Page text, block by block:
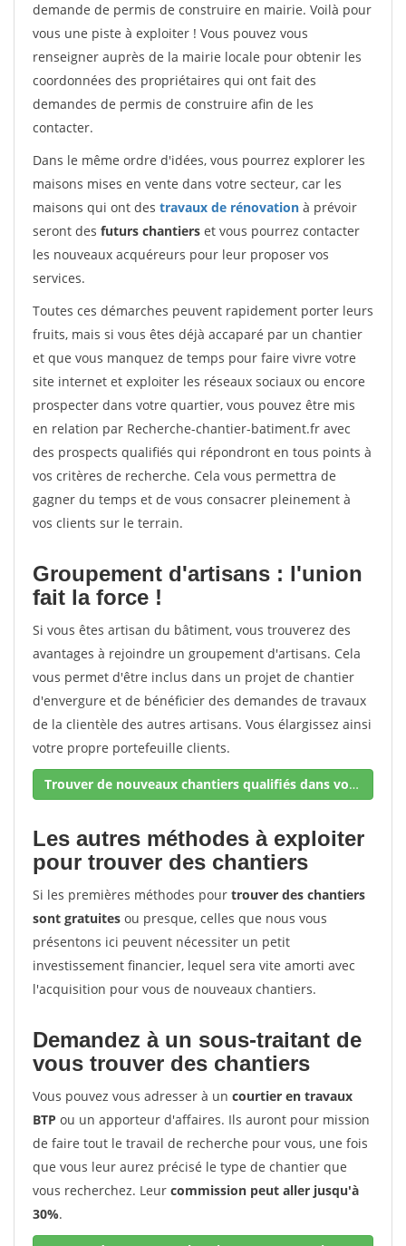
demande de permis de construire en mairie. Voilà pour
vous une piste à exploiter ! Vous pouvez vous
renseigner auprès de la mairie locale pour obtenir les
coordonnées des propriétaires qui ont fait des
demandes de permis de construire afin de les
contacter.
Dans le même ordre d'idées, vous pourrez explorer les
maisons mises en vente dans votre secteur, car les
maisons qui ont des travaux de rénovation à prévoir
seront des futurs chantiers et vous pourrez contacter
les nouveaux acquéreurs pour leur proposer vos
services.
Toutes ces démarches peuvent rapidement porter leurs
fruits, mais si vous êtes déjà accaparé par un chantier
et que vous manquez de temps pour faire vivre votre
site internet et exploiter les réseaux sociaux ou encore
prospecter dans votre quartier, vous pouvez être mis
en relation par Recherche-chantier-batiment.fr avec
des prospects qualifiés qui répondront en tous points à
vos critères de recherche. Cela vous permettra de
gagner du temps et de vous consacrer pleinement à
vos clients sur le terrain.
Groupement d'artisans : l'union
fait la force !
Si vous êtes artisan du bâtiment, vous trouverez des
avantages à rejoindre un groupement d'artisans. Cela
vous permet d'être inclus dans un projet de chantier
d'envergure et de bénéficier des demandes de travaux
de la clientèle des autres artisans. Vous élargissez ainsi
votre propre portefeuille clients.
Trouver de nouveaux chantiers qualifiés dans votre secteur !
Les autres méthodes à exploiter
pour trouver des chantiers
Si les premières méthodes pour trouver des chantiers
sont gratuites ou presque, celles que nous vous
présentons ici peuvent nécessiter un petit
investissement financier, lequel sera vite amorti avec
l'acquisition pour vous de nouveaux chantiers.
Demandez à un sous-traitant de
vous trouver des chantiers
Vous pouvez vous adresser à un courtier en travaux
BTP ou un apporteur d'affaires. Ils auront pour mission
de faire tout le travail de recherche pour vous, une fois
que vous leur aurez précisé le type de chantier que
vous recherchez. Leur commission peut aller jusqu'à
30%.